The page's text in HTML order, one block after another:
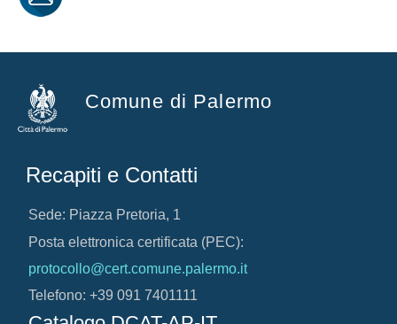
Comune di Palermo
Recapiti e Contatti
Sede: Piazza Pretoria, 1
Posta elettronica certificata (PEC):
protocollo@cert.comune.palermo.it
Telefono: +39 091 7401111